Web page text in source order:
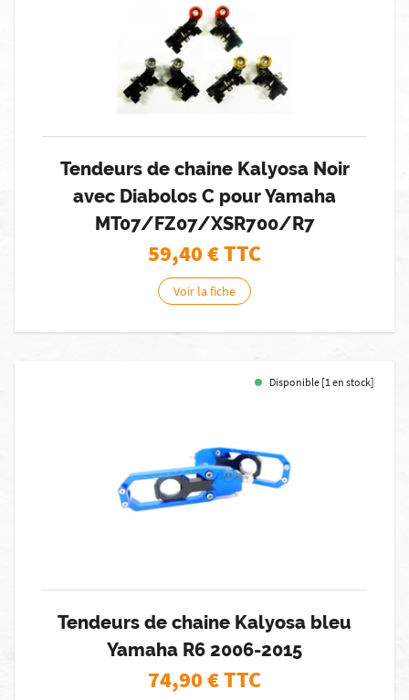
Tendeurs de chaine Kalyosa Noir
avec Diabolos C pour Yamaha
MT07/FZ07/XSR700/R7
59,40€ TTC
Voir la fiche
Disponible [1 en stock]
Tendeurs de chaine Kalyosa bleu
Yamaha R6 2006-2015
74,90€ TTC